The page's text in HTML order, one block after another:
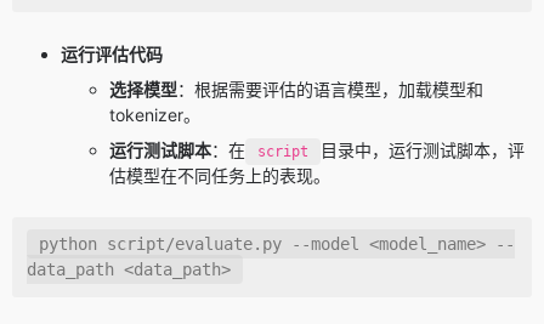
运行评估代码
选择模型：根据需要评估的语言模型，加载模型和
tokenizer。
运行测试脚本：在 script
目录中，运行测试脚本，评
估模型在不同任务上的表现。
python script/evaluate.py --model <model_name>
--
data_path <data_path>